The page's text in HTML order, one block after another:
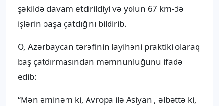
şəkildə davam etdirildiyi və yolun 67 km-də
işlərin başa çatdığını bildirib.
O, Azərbaycan tərəfinin layihəni praktiki olaraq
baş çatdırmasından məmnunluğunu ifadə
edib:
“Mən əminəm ki, Avropa ilə Asiyanı, əlbəttə ki,